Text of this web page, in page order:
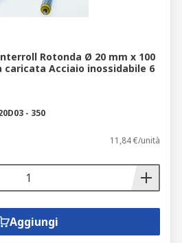
Rotonda Ø 20 mm x 100
caricata Acciaio inossidabile 6
- 350
11,84 €/unità
Aggiungi